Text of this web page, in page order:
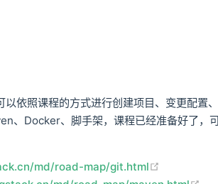
以依照课程的方式进行创建项目、变更配置
、Docker、脚手架，课程已经准备好了，可
md/road-map/git.html